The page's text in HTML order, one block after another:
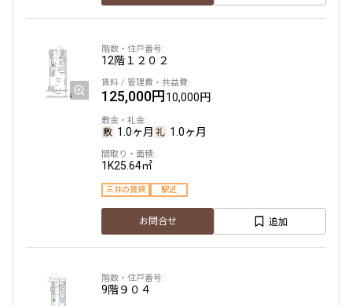
12階１２０２
125,000円10,000円
1.0ヶ月 1.0ヶ月
1K25.64㎡
三井の賃貸 駅近
お問合せ 追加
9階９０４